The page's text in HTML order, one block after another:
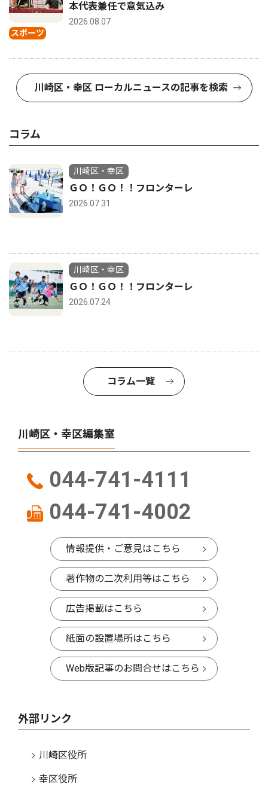
スポーツ
本代表兼任で意気込み
2026.08.07
川崎区・幸区 ローカルニュースの記事を検索
コラム
川崎区・幸区
ＧＯ！ＧＯ！！フロンターレ
2026.07.31
川崎区・幸区
ＧＯ！ＧＯ！！フロンターレ
2026.07.24
コラム一覧
川崎区・幸区編集室
044-741-4111
044-741-4002
情報提供・ご意見はこちら
著作物の二次利用等はこちら
広告掲載はこちら
紙面の設置場所はこちら
Web版記事のお問合せはこちら
外部リンク
川崎区役所
幸区役所